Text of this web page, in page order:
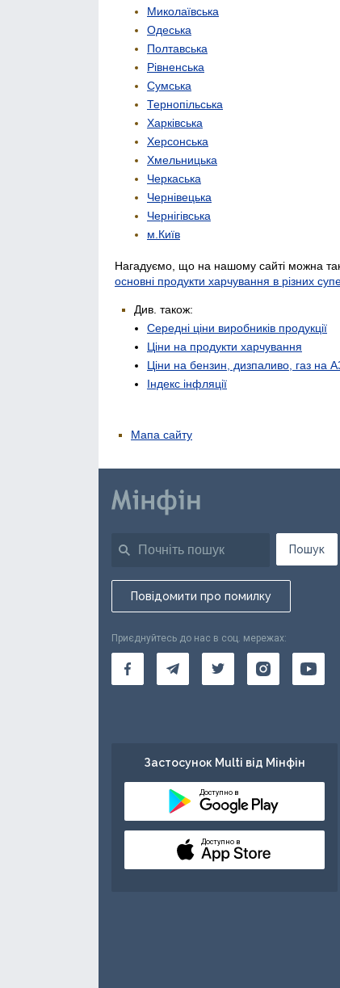
Миколаївська
Одеська
Полтавська
Рівненська
Сумська
Тернопільська
Харківська
Херсонська
Хмельницька
Черкаська
Чернівецька
Чернігівська
м.Київ
Нагадуємо, що на нашому сайті можна
основні продукти харчування в різних
Див. також:
Середні ціни виробників продукції
Ціни на продукти харчування
Ціни на бензин, дизпаливо, газ на
Індекс інфляції
Мапа сайту
Пошук
Повідомити про помилку
Приєднуйтесь до нас в соц. мережах:
Застосунок Multi від Мінфін
Доступно в
Доступно в